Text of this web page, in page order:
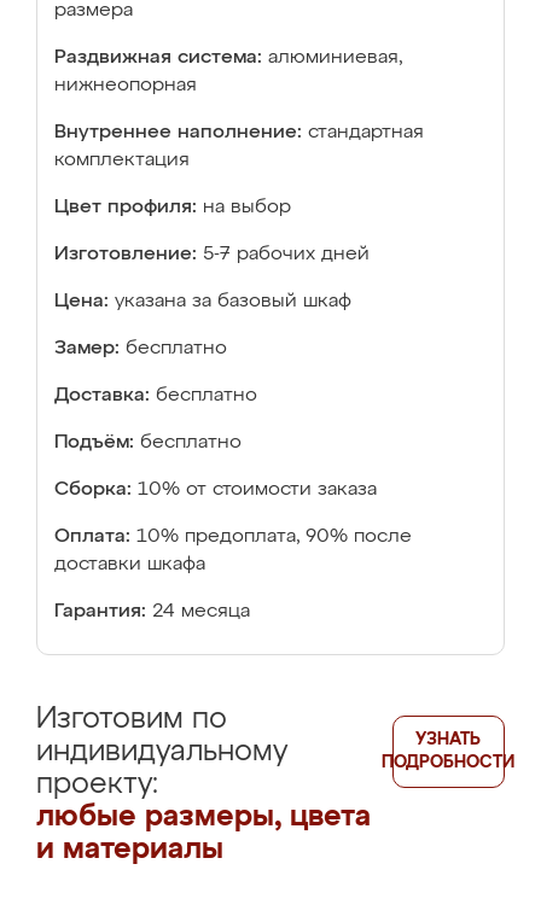
размера
Раздвижная система: алюминиевая,
нижнеопорная
Внутреннее наполнение: стандартная
комплектация
Цвет профиля: на выбор
Изготовление: 5-7 рабочих дней
Цена: указана за базовый шкаф
Замер: бесплатно
Доставка: бесплатно
Подъём: бесплатно
Сборка: 10% от стоимости заказа
Оплата: 10% предоплата, 90% после
доставки шкафа
Гарантия: 24 месяца
Изготовим по
индивидуальному
проекту:
любые размеры, цвета
и материалы
УЗНАТЬ
ПОДРОБНОСТИ